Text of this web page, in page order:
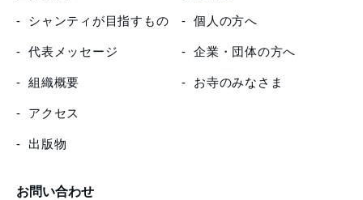
シャンティが目指すもの
代表メッセージ
組織概要
アクセス
出版物
個人の方へ
企業・団体の方へ
お寺のみなさま
お問い合わせ